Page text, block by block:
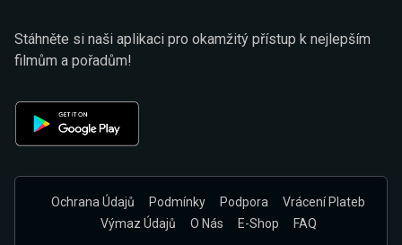
Stáhněte si naši aplikaci pro okamžitý přístup k nejlepším
filmům a pořadům!
Ochrana Údajů Podmínky Podpora
Vrácení Plateb
Výmaz Údajů
O Nás E-Shop FAQ